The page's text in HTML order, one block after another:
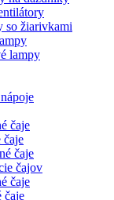
so žiarivkami
lampy
čaje
čaje
čaje
čajov
čaje
čaje